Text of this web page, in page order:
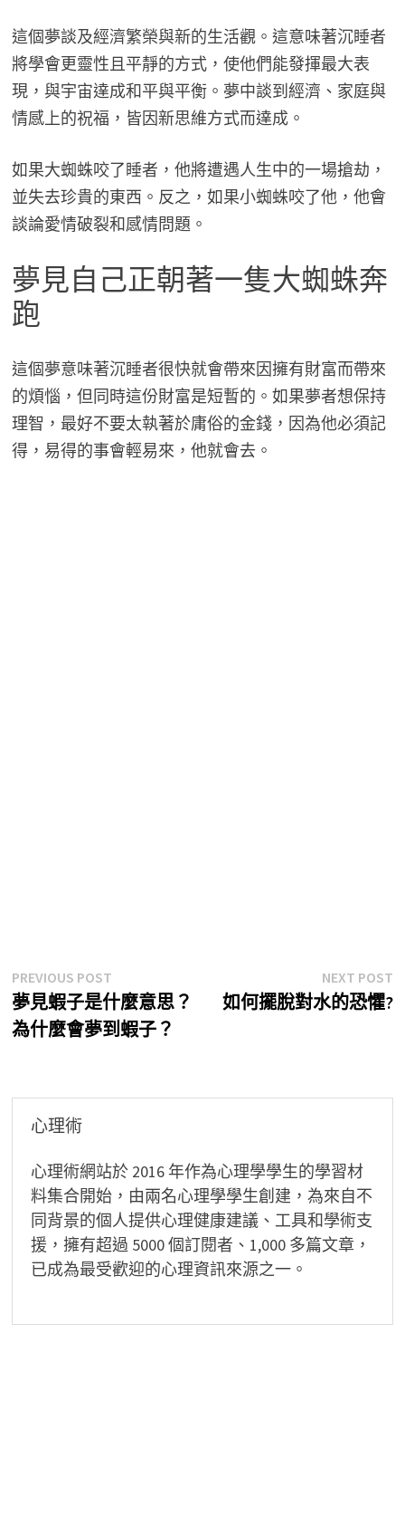
這個夢談及經濟繁榮與新的生活觀。這意味著沉睡者
將學會更靈性且平靜的方式，使他們能發揮最大表
現，與宇宙達成和平與平衡。夢中談到經濟、家庭與
情感上的祝福，皆因新思維方式而達成。
如果大蜘蛛咬了睡者，他將遭遇人生中的一場搶劫，
並失去珍貴的東西。反之，如果小蜘蛛咬了他，他會
談論愛情破裂和感情問題。
夢見自己正朝著一隻大蜘蛛奔
跑
這個夢意味著沉睡者很快就會帶來因擁有財富而帶來
的煩惱，但同時這份財富是短暫的。如果夢者想保持
理智，最好不要太執著於庸俗的金錢，因為他必須記
得，易得的事會輕易來，他就會去。
文
章
導
PREVIOUS POSTPrevious
post:
夢見蝦子是什麼意思？
為什麼會夢到蝦子？
NEXT POST
如何擺脫對水的恐懼?
心理術
心理術網站於 2016 年作為心理學學生的學習材
料集合開始，由兩名心理學學生創建，為來自不
同背景的個人提供心理健康建議、工具和學術支
援，擁有超過 5000 個訂閱者、1,000 多篇文章，
已成為最受歡迎的心理資訊來源之一。